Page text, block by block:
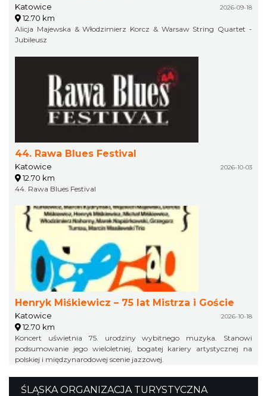
Katowice 2026-09-18
12.70 km
Alicja Majewska & Włodzimierz Korcz & Warsaw String Quartet -
Jubileusz
44. Rawa Blues Festival
Katowice 2026-10-03
12.70 km
44. Rawa Blues Festival
Henryk Miśkiewicz – 75 lat Mistrza i Goście
Katowice 2026-10-18
12.70 km
Koncert uświetnia 75. urodziny wybitnego muzyka. Stanowi
podsumowanie jego wieloletniej, bogatej kariery artystycznej na
polskiej i międzynarodowej scenie jazzowej.
ŚLĄSKA ORGANIZACJA TURYSTYCZNA